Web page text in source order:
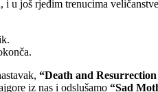
u još rjeđim trenucima
“Death and
iz nas i odslušamo “Sad